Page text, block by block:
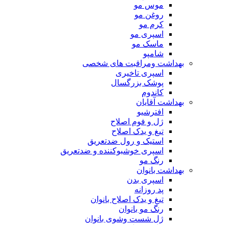
موس مو
روغن مو
کرم مو
اسپری مو
ماسک مو
شامپو
بهداشت ومراقبت های شخصی
اسپری تاخیری
پوشک بزرگسال
کاندوم
بهداشت آقایان
افترشیو
ژل و فوم اصلاح
تیغ و یدک اصلاح
استیک و رول ضدتعریق
اسپری خوشبوکننده و ضدتعریق
رنگ مو
بهداشت بانوان
اسپری بدن
پد روزانه
تیغ و یدک اصلاح بانوان
رنگ مو بانوان
ژل شست وشوی بانوان